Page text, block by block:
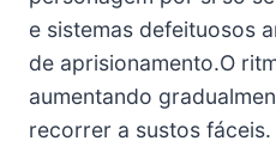
e sistemas defeituosos
de aprisionamento.O
aumentando
recorrer a sustos